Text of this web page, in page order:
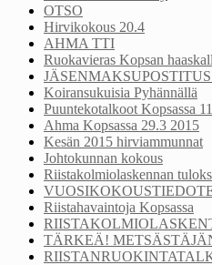
OTSO
Hirvikokous 20.4
AHMA TTI
Ruokavieras Kopsan
Koiransukuisia Pyhännällä
Puuntekotalkoot Kopsassa
Ahma Kopsassa 29.3 2015
Kesän 2015 hirviammunnat
Johtokunnan kokous
Riistakolmiolaskennan
Riistahavaintoja Kopsassa
TÄRKEÄ!